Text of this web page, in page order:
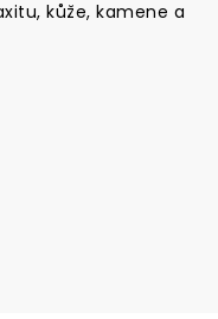
kůže, kamene a